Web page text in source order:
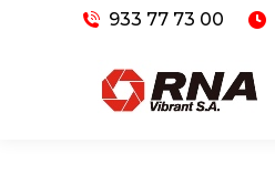
933 77 73 00